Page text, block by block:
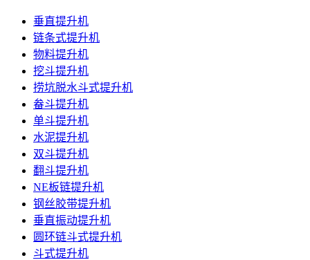
垂直提升机
链条式提升机
物料提升机
挖斗提升机
捞坑脱水斗式提升机
畚斗提升机
单斗提升机
水泥提升机
双斗提升机
翻斗提升机
NE板链提升机
钢丝胶带提升机
垂直振动提升机
圆环链斗式提升机
斗式提升机